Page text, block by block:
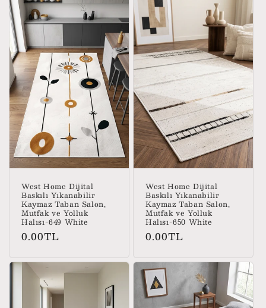
West Home Dijital
Baskılı Yıkanabilir
Kaymaz Taban Salon,
Mutfak ve Yolluk
Halısı-649 White
Normal
0.00TL
West Home Dijital
Baskılı Yıkanabilir
Kaymaz Taban Salon,
Mutfak ve Yolluk
Halısı-650 White
Normal
0.00TL